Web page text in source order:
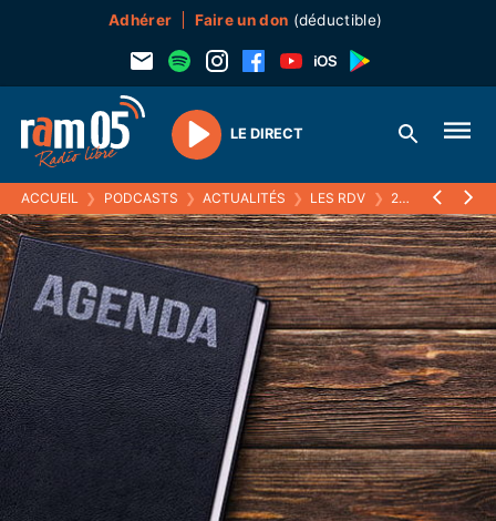
Adhérer Faire un don (déductible)
Play
LE DIRECT
ACCUEIL ❯ PODCASTS ❯ ACTUALITÉS ❯ LES RDV ❯ 23 AVRIL 2026